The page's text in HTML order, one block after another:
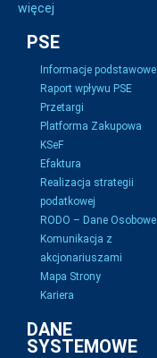
więcej
PSE
Informacje podstawowe
Raport wpływu PSE
Przetargi
Platforma Zakupowa
KSeF
Efaktura
Realizacja strategii
podatkowej
RODO – Dane Osobowe
Komunikacja z
akcjonariuszami
Mapa Strony
Kariera
DANE
SYSTEMOWE